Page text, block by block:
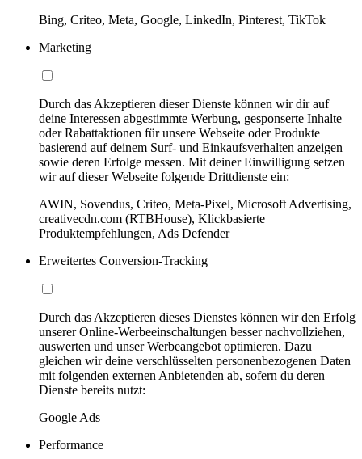
Bing, Criteo, Meta, Google, LinkedIn, Pinterest, TikTok
Marketing
Durch das Akzeptieren dieser Dienste können wir dir auf
deine Interessen abgestimmte Werbung, gesponserte Inhalte
oder Rabattaktionen für unsere Webseite oder Produkte
basierend auf deinem Surf- und Einkaufsverhalten anzeigen
sowie deren Erfolge messen. Mit deiner Einwilligung setzen
wir auf dieser Webseite folgende Drittdienste ein:
AWIN, Sovendus, Criteo, Meta-Pixel, Microsoft Advertising,
creativecdn.com (RTBHouse), Klickbasierte
Produktempfehlungen, Ads Defender
Erweitertes Conversion-Tracking
Durch das Akzeptieren dieses Dienstes können wir den Erfolg
unserer Online-Werbeeinschaltungen besser nachvollziehen,
auswerten und unser Werbeangebot optimieren. Dazu
gleichen wir deine verschlüsselten personenbezogenen Daten
mit folgenden externen Anbietenden ab, sofern du deren
Dienste bereits nutzt:
Google Ads
Performance